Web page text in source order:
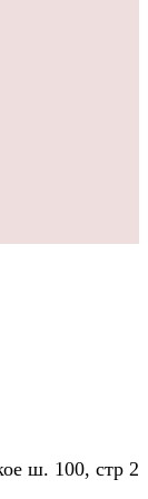
ш. 100, стр 2